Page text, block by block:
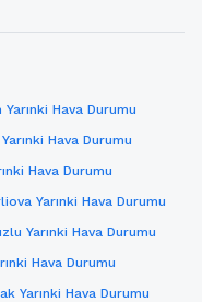
Hava Durumu
Hava Durumu
Hava Durumu
Yarınki Hava Durumu
Yarınki Hava Durumu
Hava Durumu
Yarınki Hava Durumu